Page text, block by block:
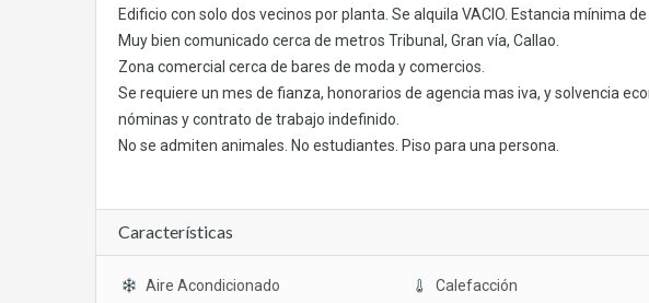
Edificio con solo dos vecinos por planta. Se alquila VACIO. Estancia mínima
Muy bien comunicado cerca de metros Tribunal, Gran vía, Callao.
Zona comercial cerca de bares de moda y comercios.
Se requiere un mes de fianza, honorarios de agencia mas iva, y solvencia
nóminas y contrato de trabajo indefinido.
No se admiten animales. No estudiantes. Piso para una persona.
Características
Aire Acondicionado Calefacción